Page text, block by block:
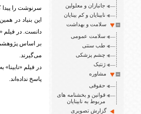
جانبازان و معلولین
نابینایان و کم بینایان
سلامت و بهداشت
سلامت عمومی
طب سنتی
چشم پزشکی
ژنتیک
مشاوره
حقوقی
قوانین و بخشنامه های
مربوط به نابینایان
گزارش تصویری
سرنوشت را پیدا
این بنیاد در
دانست. در فیلم
می‌گیرند.
در فیلم
پاسخ نداده‌اند.